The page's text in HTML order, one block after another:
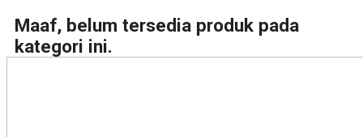
Maaf, belum tersedia produk pada
kategori ini.